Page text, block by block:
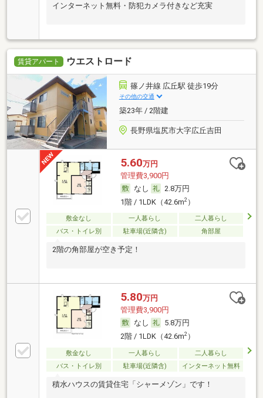
インターネット無料・防犯カメラ付きなど充実
賃貸アパート ウエストロード
篠ノ井線 広丘駅 徒歩19分
その他の交通
築23年 / 2階建
長野県塩尻市大字広丘吉田
5.60万円
管理費3,900円
なし
2.8万円
1階 / 1LDK（42.6m2）
敷金なし 一人暮らし
二人暮らし
バス・トイレ別
駐車場(近隣含) 角部屋
2階の角部屋が空き予定！
5.80万円
管理費3,900円
なし
5.8万円
2階 / 1LDK（42.6m2）
敷金なし 一人暮らし
二人暮らし
バス・トイレ別
駐車場(近隣含) インターネット無料
積水ハウスの賃貸住宅「シャーメゾン」です！